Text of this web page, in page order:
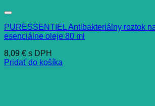
PURESSENTIEL Antibakteriálny roztok
esenciálne oleje 80 ml
8,09 € s DPH
Pridať do košíka